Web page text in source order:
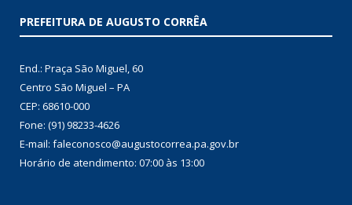
PREFEITURA DE AUGUSTO CORRÊA
End.: Praça São Miguel, 60
Centro São Miguel – PA
CEP: 68610-000
Fone: (91) 98233-4626
E-mail: faleconosco@augustocorrea.pa.gov.br
Horário de atendimento: 07:00 às 13:00